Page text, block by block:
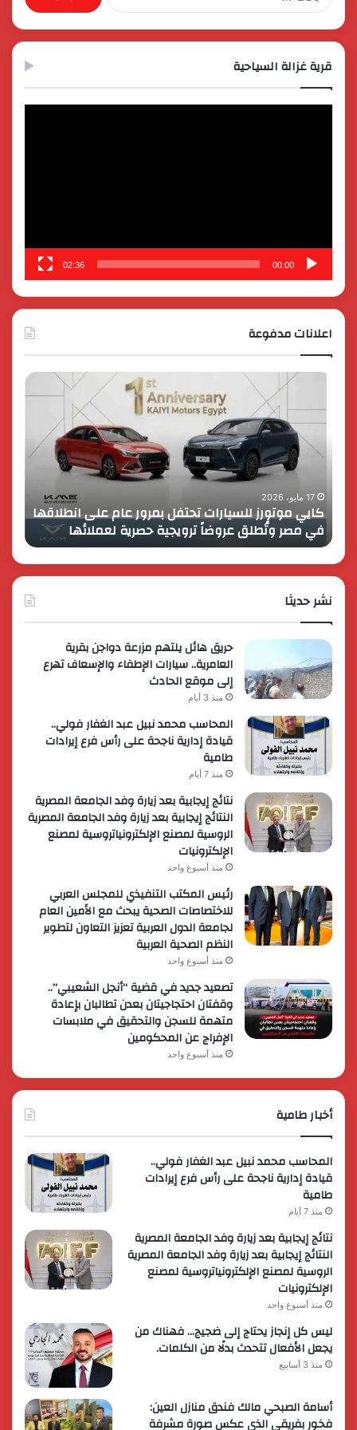
عن:
قرية غزالة السياحية
00:00
02:36
اعلانات مدفوعة
للسيارات
بمرور
انطلاقها
في
مصر
وتُطلق
عروضاً
ترويجية
حصرية
17 مايو، 2026
كايي موتورز للسيارات تحتفل بمرور عام على انطلاقها
في مصر وتُطلق عروضاً ترويجية حصرية لعملائها
إطلاق
جديدة
نشر حديثا
حريق هائل يلتهم مزرعة دواجن بقرية
العامرية.. سيارات الإطفاء والإسعاف تهرع
إلى موقع الحادث
منذ 3 أيام
المحاسب محمد نبيل عبد الغفار فولي..
قيادة إدارية ناجحة على رأس فرع إيرادات
طامية
منذ 7 أيام
نتائج إيجابية بعد زيارة وفد الجامعة المصرية
النتائج إيجابية بعد زيارة وفد الجامعة المصرية
الروسية لمصنع الإلكترونياتروسية لمصنع
الإلكترونيات
منذ أسبوع واحد
رئيس المكتب التنفيذي للمجلس العربي
للاختصاصات الصحية يبحث مع الأمين العام
لجامعة الدول العربية تعزيز التعاون لتطوير
النظم الصحية العربية
منذ أسبوع واحد
تصعيد جديد في قضية “أنجل الشعيبي”..
وقفتان احتجاجيتان بعدن تطالبان بإعادة
متهمة للسجن والتحقيق في ملابسات
الإفراج عن المحكومين
منذ أسبوع واحد
أخبار طامية
المحاسب محمد نبيل عبد الغفار فولي..
قيادة إدارية ناجحة على رأس فرع إيرادات
طامية
منذ 7 أيام
نتائج إيجابية بعد زيارة وفد الجامعة المصرية
النتائج إيجابية بعد زيارة وفد الجامعة المصرية
الروسية لمصنع الإلكترونياتروسية لمصنع
الإلكترونيات
منذ أسبوع واحد
ليس كل إنجاز يحتاج إلى ضجيج… فهناك من
يجعل الأفعال تتحدث بدلًا من الكلمات.
منذ 3 أسابيع
أسامة الصبحي مالك فندق منازل العين:
فخور بفريقي الذي عكس صورة مشرفة